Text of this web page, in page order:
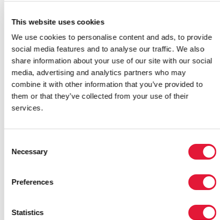
This website uses cookies
We use cookies to personalise content and ads, to provide
social media features and to analyse our traffic. We also
share information about your use of our site with our social
media, advertising and analytics partners who may
combine it with other information that you’ve provided to
them or that they’ve collected from your use of their
services.
Selection
Necessary
Preferences
Statistics
ВИЧ-инфекцией среди детей в 2011 году достигла
почти 22 %.
Нигеру необходимо преодолеть много проблем,
чтобы полностью прекратить новые случаи
заболевания ВИЧ-инфекцией среди детей. Хотя
большинство беременных женщин получает
30 % женщин роды принимает квалифицированный
тем, что посетить врача во время беременности
специалиста при родах — только за деньги. Многие
к врачу не обращаются и необходимого лечения не